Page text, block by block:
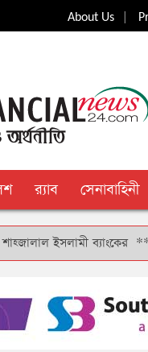
About Us|
র‍্যাব সেনাবাহিনী
ইসলামী ব্যাংকের**